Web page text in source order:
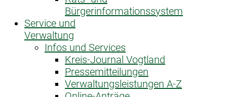
Bürgerinformationssystem
Service und
Verwaltung
Infos und Services
Kreis-Journal Vogtland
Pressemitteilungen
Verwaltungsleistungen A-Z